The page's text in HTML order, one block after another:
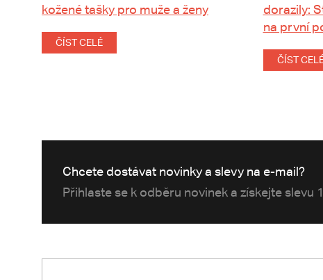
kožené tašky pro muže a ženy
ČÍST CELÉ
dorazily:
na první
ČÍST
Chcete dostávat novinky a slevy na e-mail?
Přihlaste se k odběru novinek a získejte slevu